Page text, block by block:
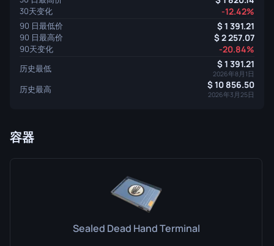
30天变化 -12.42%
90 日最低价 1 391.21
90 日最高价 2 257.07
90天变化 -20.84%
历史最低 1 391.21
2026年8月1日
历史最高 10 856.50
2026年3月25日
容器
Sealed Dead Hand Terminal